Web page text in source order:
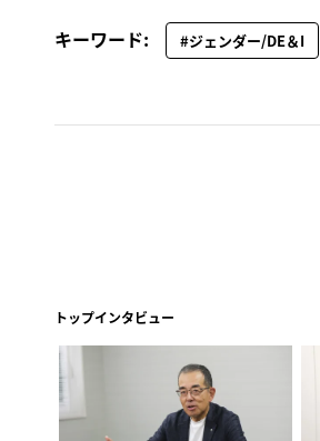
キーワード: #ジェンダー/DE＆I
トップインタビュー